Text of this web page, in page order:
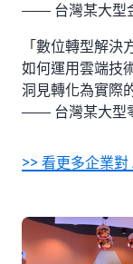
—— 台灣某大型
「數位轉型解
如何運用雲端技
洞見轉化為實際
—— 台灣某大型
>> 看更多企業對